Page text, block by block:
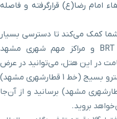
امام رضا(ع) قرارگرفته و فاصله
شما کمک می‌کند تا دسترسی بسیار
BRT و مراکز مهم شهری مشهد
در این هتل، می‌توانید در عرض
چنددقیقه خودتان را به ایستگاه مترو بسیج (خط 1 قطارشهری مشهد)
میدان شهدا (خط 2 قطارشهری مشهد) برسانید و از آن‌جا
بروید.